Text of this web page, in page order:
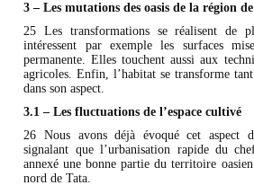
3 – Les mutations des oasis de la région
25 Les transformations se réalisent de
intéressent par exemple les surfaces
permanente. Elles touchent aussi aux
agricoles. Enfin, l’habitat se transforme
dans son aspect.
3.1 – Les fluctuations de l’espace cultivé
26 Nous avons déjà évoqué cet aspect
signalant que l’urbanisation rapide du
annexé une bonne partie du territoire
nord de Tata.